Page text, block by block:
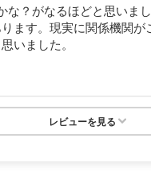
？がなるほどと思いま
ます。現実に関係機関
いました。
レビューを見る